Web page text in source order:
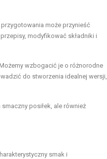
może przynieść
modyfikować składniki i
wzbogacić je o różnorodne
do stworzenia idealnej wersji,
posiłek, ale również
smak i